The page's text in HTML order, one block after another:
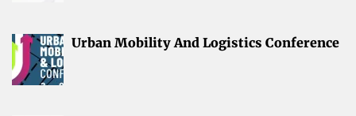
Urban Mobility And Logistics Conference